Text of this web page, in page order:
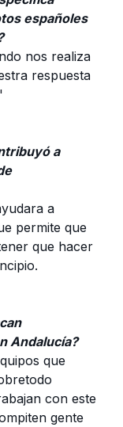
españoles
nos realiza
respuesta
a
a
permite que
que hacer
Andalucía?
que
con este
gente